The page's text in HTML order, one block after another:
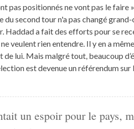
pas positionnés ne vont pas le faire
du second tour n'a pas changé
Haddad a fait des efforts pour se
veulent rien entendre. Il y en a
de lui. Mais malgré tout, beaucoup
est devenue un référendum
un espoir pour le pays,